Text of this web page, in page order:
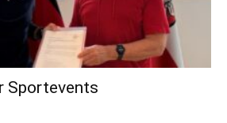
Sportevents